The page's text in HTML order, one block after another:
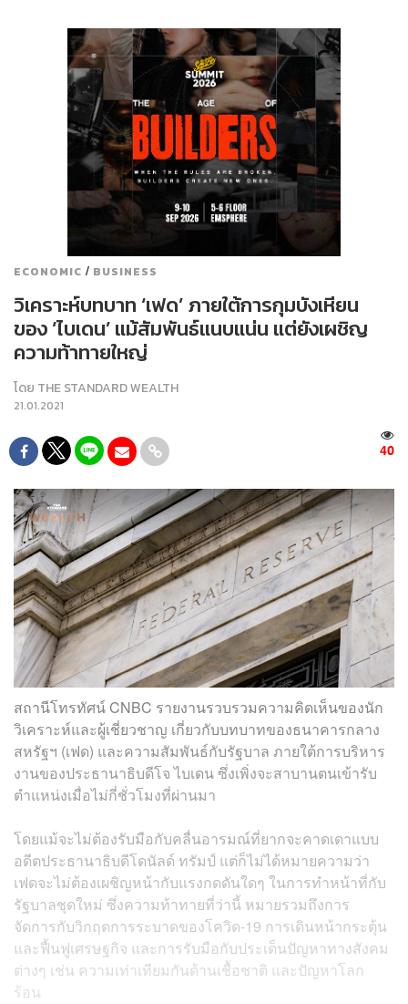
ECONOMIC / BUSINESS
วิเคราะห์บทบาท ‘เฟด’ ภายใต้การกุมบังเหียน
ของ ‘ไบเดน’ แม้สัมพันธ์แนบแน่น แต่ยังเผชิญ
ความท้าทายใหญ่
โดย THE STANDARD WEALTH
21.01.2021
40
สถานีโทรทัศน์ CNBC รายงานรวบรวมความคิดเห็นของนัก
วิเคราะห์และผู้เชี่ยวชาญ เกี่ยวกับบทบาทของธนาคารกลาง
สหรัฐฯ (เฟด) และความสัมพันธ์กับรัฐบาล ภายใต้การบริหาร
งานของประธานาธิบดีโจ ไบเดน ซึ่งเพิ่งจะสาบานตนเข้ารับ
ตำแหน่งเมื่อไม่กี่ชั่วโมงที่ผ่านมา
โดยแม้จะไม่ต้องรับมือกับคลื่นอารมณ์ที่ยากจะคาดเดาแบบ
อดีตประธานาธิบดีโดนัลด์ ทรัมป์ แต่ก็ไม่ได้หมายความว่า
เฟดจะไม่ต้องเผชิญหน้ากับแรงกดดันใดๆ ในการทำหน้าที่กับ
รัฐบาลชุดใหม่ ซึ่งความท้าทายที่ว่านี้ หมายรวมถึงการ
จัดการกับวิกฤตการระบาดของโควิด-19 การเดินหน้ากระตุ้น
และฟื้นฟูเศรษฐกิจ และการรับมือกับประเด็นปัญหาทางสังคม
ต่างๆ เช่น ความเท่าเทียมกันด้านเชื้อชาติ และปัญหาโลก
ร้อน